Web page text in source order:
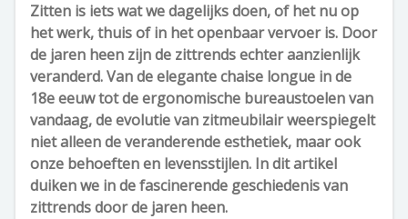
Zitten is iets wat we dagelijks doen, of het nu op
het werk, thuis of in het openbaar vervoer is. Door
de jaren heen zijn de zittrends echter aanzienlijk
veranderd. Van de elegante chaise longue in de
18e eeuw tot de ergonomische bureaustoelen van
vandaag, de evolutie van zitmeubilair weerspiegelt
niet alleen de veranderende esthetiek, maar ook
onze behoeften en levensstijlen. In dit artikel
duiken we in de fascinerende geschiedenis van
zittrends door de jaren heen.